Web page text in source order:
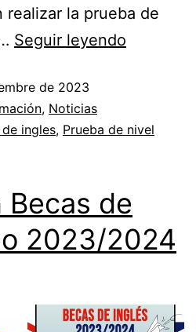
realizar la prueba de
Seguir leyendo
de 2023
, Noticias
ingles, Prueba de nivel
Becas de
2023/2024